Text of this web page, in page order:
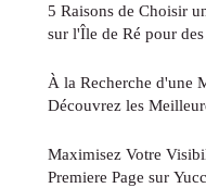
5 Raisons de Choisir
sur l'Île de Ré pour
À la Recherche d'une
Découvrez les
Maximisez Votre
Premiere Page sur